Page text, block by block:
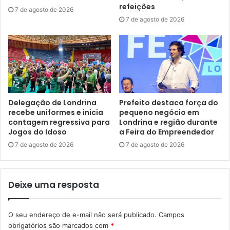
uma cidade transparente e inovadora, que está
conseguindo alcançar um patamar de desenvolvimento
afirmou.
A prefeita de Primeiro de Maio, Bruna Casanova,
parabenizou a administração municipal de Londrina pelo
modo como vem conduzindo suas licitações. “Londrina é
7 de agosto de 2026
refeições
7 de agosto de 2026
Delegação de Londrina
recebe uniformes e inicia
contagem regressiva para
Jogos do Idoso
7 de agosto de 2026
Prefeito destaca força do
pequeno negócio em
Londrina e região durante
a Feira do Empreendedor
7 de agosto de 2026
Deixe uma resposta
O seu endereço de e-mail não será publicado. Campos
obrigatórios são marcados com *